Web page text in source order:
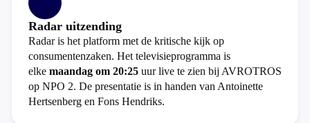
Radar uitzending
Radar is het platform met de kritische kijk op
consumentenzaken. Het televisieprogramma is
elke maandag om 20:25 uur live te zien bij AVROTROS
op NPO 2. De presentatie is in handen van Antoinette
Hertsenberg en Fons Hendriks.